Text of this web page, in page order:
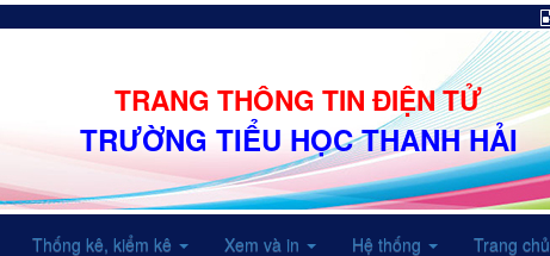
TRANG THÔNG TIN ĐIỆN TỬ
TRƯỜNG TIỂU HỌC THANH HẢI
Thống kê, kiểm kê Xem và in Hệ thống Trang chủ